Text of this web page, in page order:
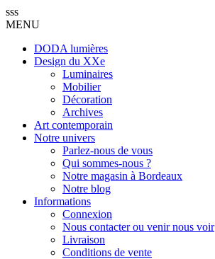
sss
MENU
DODA lumières
Design du XXe
Luminaires
Mobilier
Décoration
Archives
Art contemporain
Notre univers
Parlez-nous de vous
Qui sommes-nous ?
Notre magasin à Bordeaux
Notre blog
Informations
Connexion
Nous contacter ou venir nous voir
Livraison
Conditions de vente